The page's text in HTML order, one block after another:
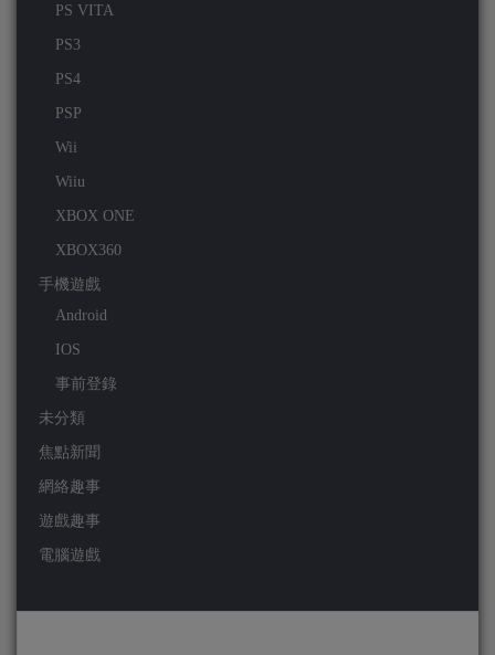
PS VITA
PS3
PS4
PSP
Wii
Wiiu
XBOX ONE
XBOX360
手機遊戲
Android
IOS
事前登錄
未分類
焦點新聞
網絡趣事
遊戲趣事
電腦遊戲